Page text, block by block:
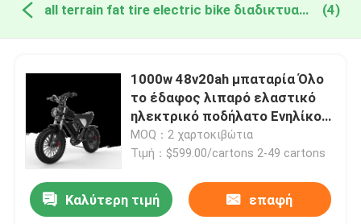
all terrain fat tire electric bike διαδικτυακή κατασκευή (4)
1000w 48v20ah μπαταρία Όλο
το έδαφος λιπαρό ελαστικό
ηλεκτρικό ποδήλατο Ενηλίκοι
ηλεκτρικά ποδήλατα 60 χλμ.
MOQ：2 χαρτοκιβώτια
Τιμή：$599.00/cartons 2-49 cartons
Καλύτερη τιμή επαφή